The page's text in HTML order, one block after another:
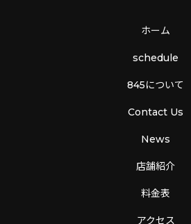
ホーム
schedule
845について
Contact Us
News
店舗紹介
料金表
アクセス